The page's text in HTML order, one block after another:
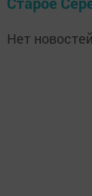
Нет новостей